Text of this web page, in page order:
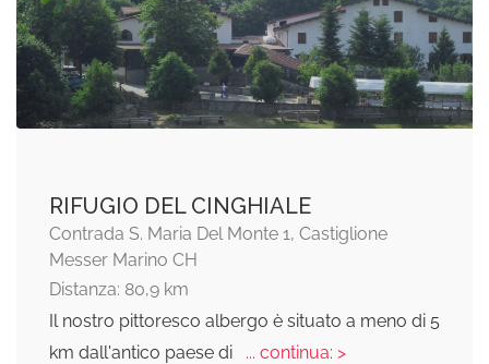
RIFUGIO DEL CINGHIALE
Contrada S. Maria Del Monte 1, Castiglione
Messer Marino CH
Distanza: 80,9 km
Il nostro pittoresco albergo è situato a meno di 5
km dall'antico paese di
... continua: >